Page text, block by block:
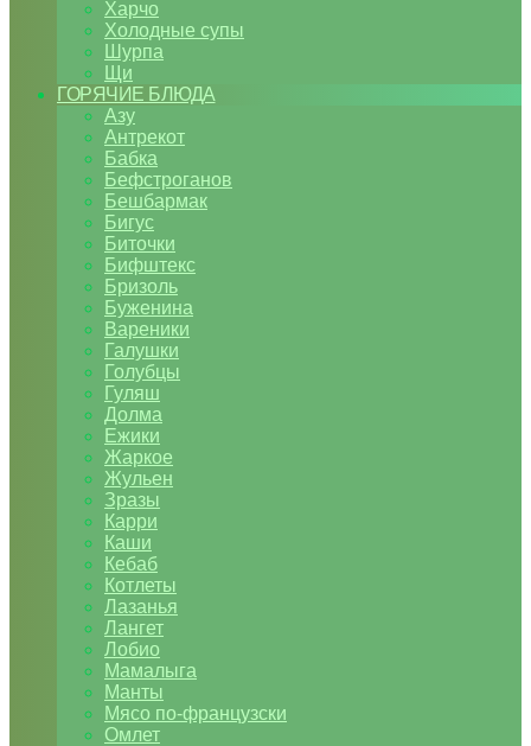
Харчо
Холодные супы
Шурпа
Щи
ГОРЯЧИЕ БЛЮДА
Азу
Антрекот
Бабка
Бефстроганов
Бешбармак
Бигус
Биточки
Бифштекс
Бризоль
Буженина
Вареники
Галушки
Голубцы
Гуляш
Долма
Ежики
Жаркое
Жульен
Зразы
Карри
Каши
Кебаб
Котлеты
Лазанья
Лангет
Лобио
Мамалыга
Манты
Мясо по-французски
Омлет